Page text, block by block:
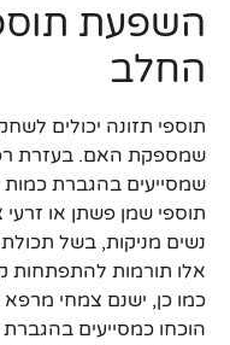
השפעת
החלב
תוספי תזונה יכולים
שמספקת האם. בעזרת
שמסייעים בהגברת כמות
תוספי שמן פשתן או
אלו תורמות להתפתחות
הוכחו כמסייעים